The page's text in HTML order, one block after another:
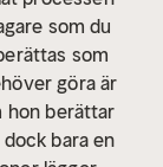
som du
som
göra är
hon berättar
bara en